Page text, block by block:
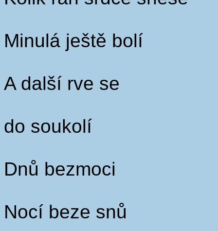
Minulá ještě bolí
A další rve se
do soukolí
Dnů bezmoci
Nocí beze snů